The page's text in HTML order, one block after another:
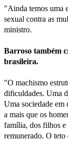
"Ainda temos uma
sexual contra as
ministro.
Barroso também
brasileira.
"O machismo
dificuldades. Uma
Uma sociedade em
a mais que os
família, dos filhos e
remunerado. O